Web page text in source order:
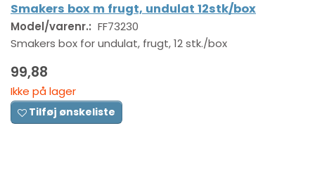
Smakers box m frugt, undulat 12stk/box
Model/varenr.: FF73230
Smakers box for undulat, frugt, 12 stk./box
99,88
Ikke på lager
Tilføj ønskeliste